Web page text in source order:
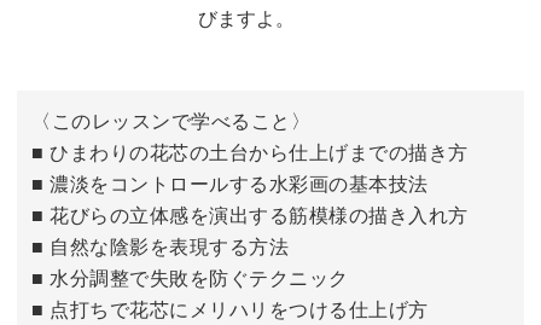
びますよ。
〈このレッスンで学べること〉
■ ひまわりの花芯の土台から仕上げまでの描き方
■ 濃淡をコントロールする水彩画の基本技法
■ 花びらの立体感を演出する筋模様の描き入れ方
■ 自然な陰影を表現する方法
■ 水分調整で失敗を防ぐテクニック
■ 点打ちで花芯にメリハリをつける仕上げ方